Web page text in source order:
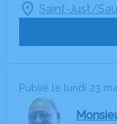
Saint-Just/
Publié le lundi 23